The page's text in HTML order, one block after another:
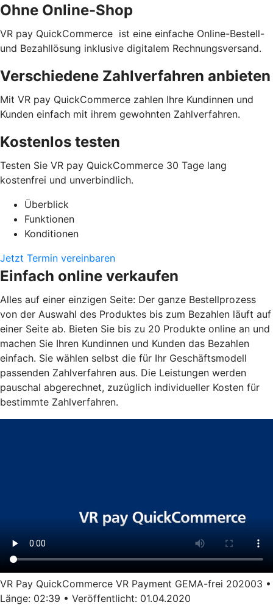
Ohne Online-Shop
VR pay QuickCommerce ist eine einfache Online-Bestell-
und Bezahllösung inklusive digitalem Rechnungsversand.
Verschiedene Zahlverfahren anbieten
Mit VR pay QuickCommerce zahlen Ihre Kundinnen und
Kunden einfach mit ihrem gewohnten Zahlverfahren.
Kostenlos testen
Testen Sie VR pay QuickCommerce 30 Tage lang
kostenfrei und unverbindlich.
Überblick
Funktionen
Konditionen
Jetzt Termin vereinbaren
Einfach online verkaufen
Alles auf einer einzigen Seite: Der ganze Bestellprozess
von der Auswahl des Produktes bis zum Bezahlen läuft auf
einer Seite ab. Bieten Sie bis zu 20 Produkte online an und
machen Sie Ihren Kundinnen und Kunden das Bezahlen
einfach. Sie wählen selbst die für Ihr Geschäftsmodell
passenden Zahlverfahren aus. Die Leistungen werden
pauschal abgerechnet, zuzüglich individueller Kosten für
bestimmte Zahlverfahren.
VR Pay QuickCommerce VR Payment GEMA-frei 202003 •
Länge: 02:39 • Veröffentlicht: 01.04.2020